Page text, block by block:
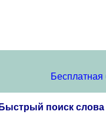
Бесплатная
поиск